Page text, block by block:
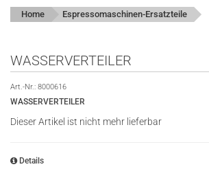
Home Espressomaschinen-Ersatzteile
WASSERVERTEILER
Art.-Nr.: 8000616
WASSERVERTEILER
Dieser Artikel ist nicht mehr lieferbar
Details